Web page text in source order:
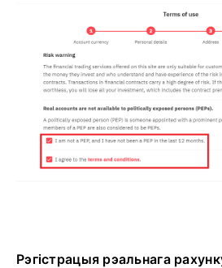
Рэгістрацыя рэальнага